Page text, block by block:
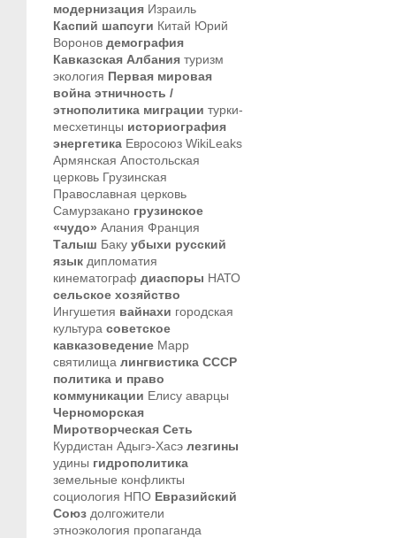
модернизация Израиль
Каспий шапсуги Китай Юрий
Воронов демография
Кавказская Албания туризм
экология Первая мировая
война этничность /
этнополитика миграции турки-
месхетинцы историография
энергетика Евросоюз WikiLeaks
Армянская Апостольская
церковь Грузинская
Православная церковь
Самурзакано грузинское
«чудо» Алания Франция
Талыш Баку убыхи русский
язык дипломатия
кинематограф диаспоры НАТО
сельское хозяйство
Ингушетия вайнахи городская
культура советское
кавказоведение Марр
святилища лингвистика СССР
политика и право
коммуникации Елису аварцы
Черноморская
Миротворческая Сеть
Курдистан Адыгэ-Хасэ лезгины
удины гидрополитика
земельные конфликты
социология НПО Евразийский
Союз долгожители
этноэкология пропаганда